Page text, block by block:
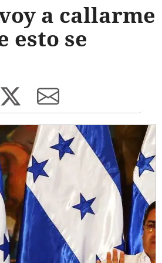
a callarme
esto se